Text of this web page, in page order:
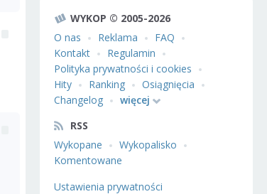
WYKOP © 2005-2026
O nas
Reklama
FAQ
Kontakt
Regulamin
Polityka prywatności i cookies
Hity
Ranking
Osiągnięcia
Changelog
więcej
RSS
Wykopane
Wykopalisko
Komentowane
Ustawienia prywatności